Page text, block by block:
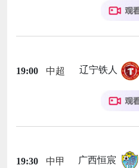
19:00 中超 辽宁铁人
19:30 中甲 广西恒宸